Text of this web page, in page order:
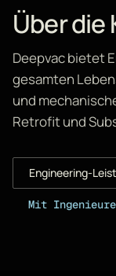
Über die
Deepvac bietet
gesamten
und
Retrofit und
Engineering-
Mit